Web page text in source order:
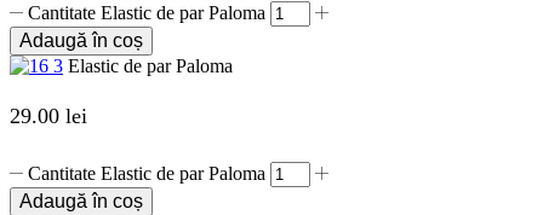
Cantitate Elastic de par Paloma
Adaugă în coș
Elastic de par Paloma
29.00 lei
Cantitate Elastic de par Paloma
Adaugă în coș